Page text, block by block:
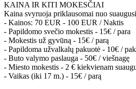
KAINA IR KITI MOKESČIAI
Kaina svyruoja priklausomai nuo
- Kainos: 70 EUR - 100 EUR / Naktis
- Papildomo svečio mokestis - 15€ / para
- Mokestis už gyvūną - 15€ / parą
- Papildoma užvalkalų pakuotė - 10€ /
- Buto valymo paslauga - 50€ / viešnagę
- Miesto mokestis - 2 € kiekvienam
- Vaikas (iki 17 m.) - 15€ / parą